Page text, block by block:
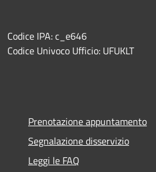
Codice IPA: c_e646
Codice Univoco Ufficio: UFUKLT
Prenotazione appuntamento
Segnalazione disservizio
Leggi le FAQ